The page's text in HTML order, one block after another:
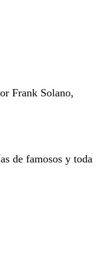
Frank Solano,
de famosos y toda